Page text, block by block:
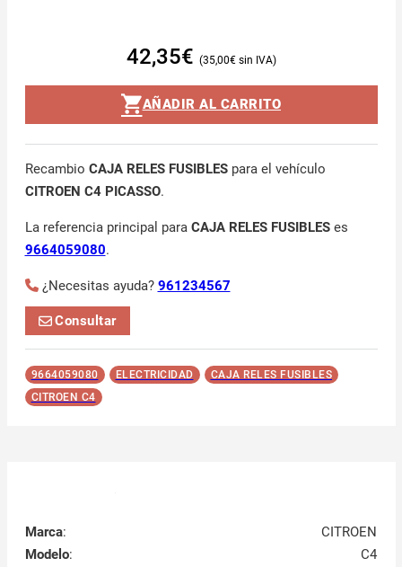
42,35€ 35,00€
AÑADIR AL CARRITO
Recambio CAJA RELES FUSIBLESpara el vehículo
CITROEN C4 PICASSO.
La referencia principal para CAJA RELES FUSIBLESes
9664059080.
¿Necesitas ayuda? 961234567
Consultar
9664059080 ELECTRICIDAD
CAJA RELES FUSIBLES
CITROEN C4
Marca:
CITROEN
Modelo:
C4